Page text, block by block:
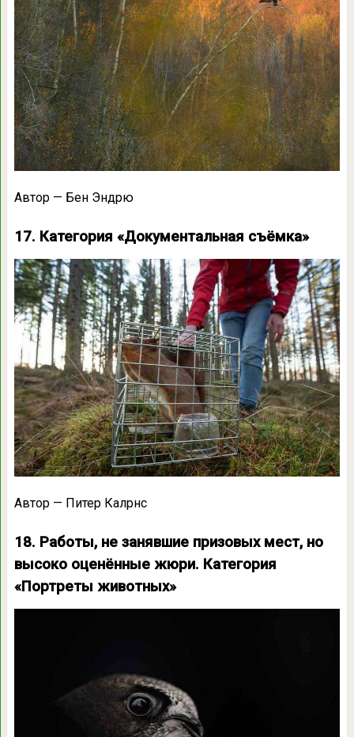
Автор — Бен Эндрю
17. Категория «Документальная съёмка»
Автор — Питер Калрнс
18. Работы, не занявшие призовых мест, но
высоко оценённые жюри. Категория
«Портреты животных»